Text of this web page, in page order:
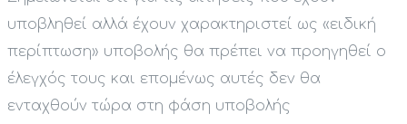
υποβληθεί αλλά έχουν χαρακτηριστεί ως «ειδική
περίπτωση» υποβολής θα πρέπει να προηγηθεί ο
έλεγχός τους και επομένως αυτές δεν θα
ενταχθούν τώρα στη φάση υποβολής